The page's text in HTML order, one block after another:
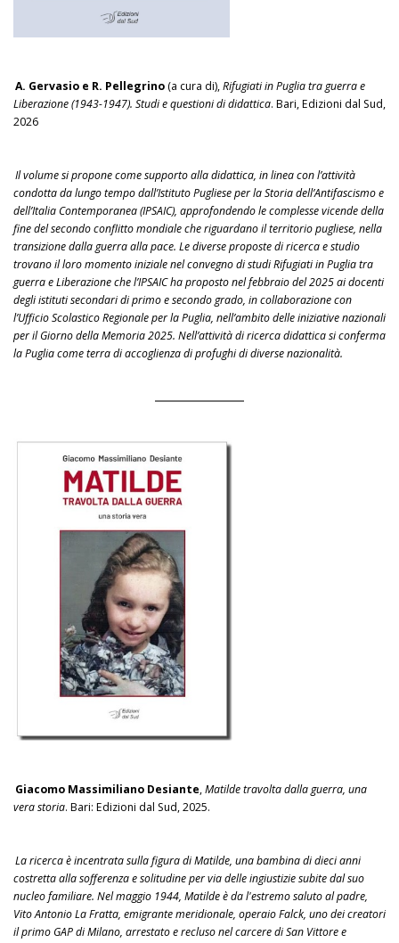
A. Gervasio e R. Pellegrino (a cura di),Rifugiati in Puglia tra guerra e
Liberazione (1943-1947). Studi e questioni di didattica. Bari, Edizioni dal Sud,
2026
Il volume si propone come supporto alla didattica, in linea con l’attività
condotta da lungo tempo dall’Istituto Pugliese per la Storia dell’Antifascismo e
dell’Italia Contemporanea (IPSAIC), approfondendo le complesse vicende della
fine del secondo conflitto mondiale che riguardano il territorio pugliese, nella
transizione dalla guerra alla pace. Le diverse proposte di ricerca e studio
trovano il loro momento iniziale nel convegno di studi Rifugiati in Puglia tra
guerra e Liberazione che l’IPSAIC ha proposto nel febbraio del 2025 ai docenti
degli istituti secondari di primo e secondo grado, in collaborazione con
l’Ufficio Scolastico Regionale per la Puglia, nell’ambito delle iniziative nazionali
per il Giorno della Memoria 2025. Nell’attività di ricerca didattica si conferma
la Puglia come terra di accoglienza di profughi di diverse nazionalità.
Giacomo Massimiliano Desiante,Matilde travolta dalla guerra, una
vera storia. Bari: Edizioni dal Sud, 2025.
La ricerca è incentrata sulla figura di Matilde, una bambina di dieci anni
costretta alla sofferenza e solitudine per via delle ingiustizie subite dal suo
nucleo familiare. Nel maggio 1944, Matilde è da l'estremo saluto al padre,
Vito Antonio La Fratta, emigrante meridionale, operaio Falck, uno dei creatori
il primo GAP di Milano, arrestato e recluso nel carcere di San Vittore e